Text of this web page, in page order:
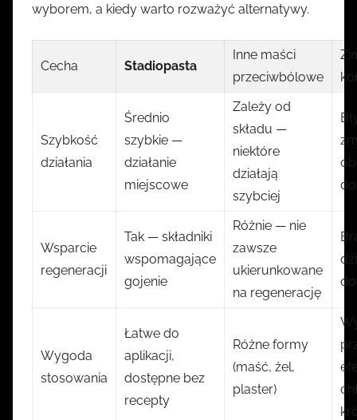
wyborem, a kiedy warto rozważyć alternatywy.
Cecha Stadiopasta
Inne maści
przeciwbólowe
Szybkość
działania
Średnio
szybkie —
działanie
miejscowe
Zależy od
składu —
niektóre
działają
szybciej
Wsparcie
regeneracji
Tak — składniki
wspomagające
gojenie
Różnie — nie
zawsze
ukierunkowane
na regenerację
Wygoda
stosowania
Łatwe do
aplikacji,
dostępne bez
recepty
Różne formy
(maść, żel,
plaster)